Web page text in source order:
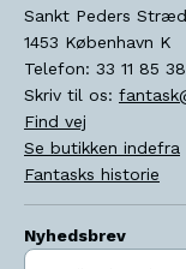
Sankt Peders
1453 København K
Telefon: 33 11 85 38
Skriv til os:
Find vej
Se butikken indefra
Fantasks historie
Nyhedsbrev
Indtast søgeord